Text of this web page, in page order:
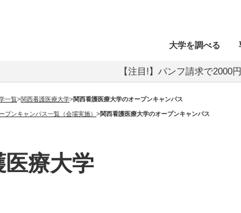
大学を調べる
【注目!】パンフ請求で2000
一覧>関西看護医療大学>関西看護医療大学のオープンキャンパス
プンキャンパス一覧（会場実施） >関西看護医療大学のオープンキャンパス
医療大学